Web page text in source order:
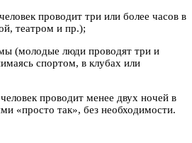
проводит три или более часов в
театром и пр.);
(молодые люди проводят три и
спортом, в клубах или
проводит менее двух ночей в
«просто так», без необходимости.